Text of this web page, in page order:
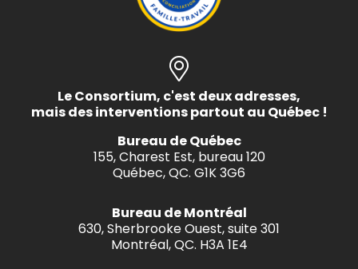
Le Consortium, c'est deux adresses,
mais des interventions partout au Québec !
Bureau de Québec
155, Charest Est, bureau 120
Québec, QC. G1K 3G6
Bureau de Montréal
630, Sherbrooke Ouest, suite 301
Montréal, QC. H3A 1E4